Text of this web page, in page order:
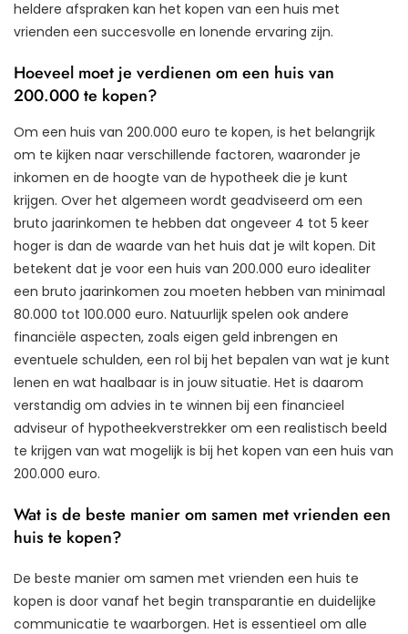
heldere afspraken kan het kopen van een huis met
vrienden een succesvolle en lonende ervaring zijn.
Hoeveel moet je verdienen om een huis van
200.000 te kopen?
Om een huis van 200.000 euro te kopen, is het belangrijk
om te kijken naar verschillende factoren, waaronder je
inkomen en de hoogte van de hypotheek die je kunt
krijgen. Over het algemeen wordt geadviseerd om een
bruto jaarinkomen te hebben dat ongeveer 4 tot 5 keer
hoger is dan de waarde van het huis dat je wilt kopen. Dit
betekent dat je voor een huis van 200.000 euro idealiter
een bruto jaarinkomen zou moeten hebben van minimaal
80.000 tot 100.000 euro. Natuurlijk spelen ook andere
financiële aspecten, zoals eigen geld inbrengen en
eventuele schulden, een rol bij het bepalen van wat je kunt
lenen en wat haalbaar is in jouw situatie. Het is daarom
verstandig om advies in te winnen bij een financieel
adviseur of hypotheekverstrekker om een realistisch beeld
te krijgen van wat mogelijk is bij het kopen van een huis van
200.000 euro.
Wat is de beste manier om samen met vrienden een
huis te kopen?
De beste manier om samen met vrienden een huis te
kopen is door vanaf het begin transparantie en duidelijke
communicatie te waarborgen. Het is essentieel om alle